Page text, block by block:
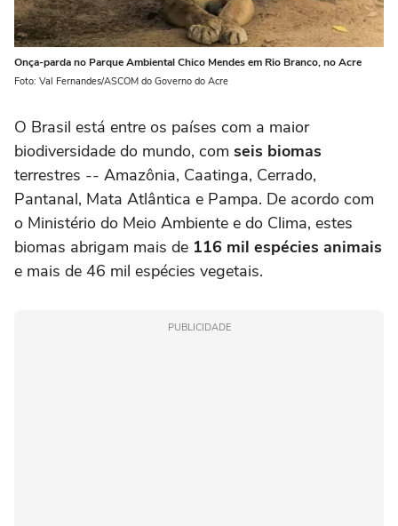
Onça-parda no Parque Ambiental Chico Mendes em Rio Branco, no Acre
Foto: Val Fernandes/ASCOM do Governo do Acre
O Brasil está entre os países com a maior
biodiversidade do mundo, com seis biomas
terrestres -- Amazônia, Caatinga, Cerrado,
Pantanal, Mata Atlântica e Pampa. De acordo com
o Ministério do Meio Ambiente e do Clima, estes
biomas abrigam mais de 116 mil espécies animais
e mais de 46 mil espécies vegetais.
PUBLICIDADE